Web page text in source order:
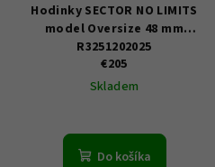
Hodinky SECTOR NO LIMITS
model Oversize 48 mm
R3251202025
€205
Skladem
Do košíka